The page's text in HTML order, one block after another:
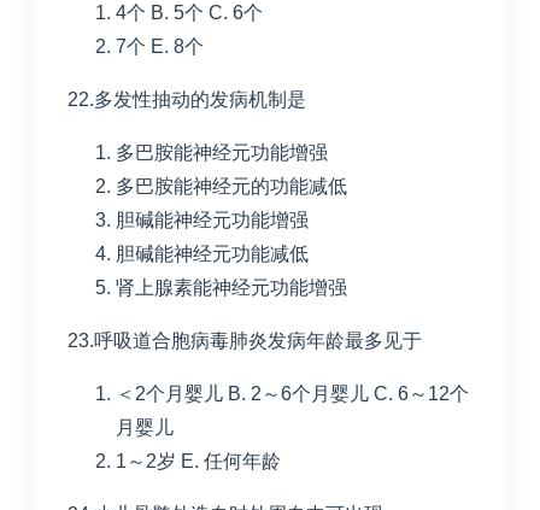
4个 B. 5个 C. 6个
7个 E. 8个
22.多发性抽动的发病机制是
多巴胺能神经元功能增强
多巴胺能神经元的功能减低
胆碱能神经元功能增强
胆碱能神经元功能减低
肾上腺素能神经元功能增强
23.呼吸道合胞病毒肺炎发病年龄最多见于
＜ 2个月婴儿 B. 2～6个月婴儿 C. 6～ 12个
月婴儿
1～ 2岁 E. 任何年龄